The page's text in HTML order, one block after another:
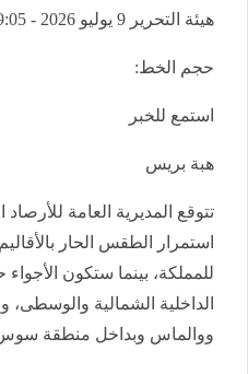
هيئة التحرير 9 يوليو 2026 - 09:05
حجم الخط:
استمع للخبر
هبة بريس
تتوقع المديرية العامة
استمرار الطقس الحار
للمملكة، بينما ستكون
الداخلية الشمالية
ووالماس وبداخل منطقة